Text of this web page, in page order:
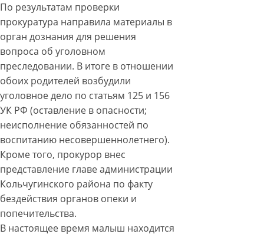
По результатам проверки
прокуратура направила материалы в
орган дознания для решения
вопроса об уголовном
преследовании. В итоге в отношении
обоих родителей возбудили
уголовное дело по статьям 125 и 156
УК РФ (оставление в опасности;
неисполнение обязанностей по
воспитанию несовершеннолетнего).
Кроме того, прокурор внес
представление главе администрации
Кольчугинского района по факту
бездействия органов опеки и
попечительства.
В настоящее время малыш находится